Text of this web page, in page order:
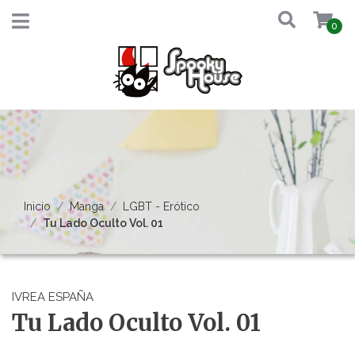
0
Inicio Manga
LGBT - Erótico
Tu Lado Oculto Vol. 01
IVREA ESPAÑA
Tu Lado Oculto Vol. 01